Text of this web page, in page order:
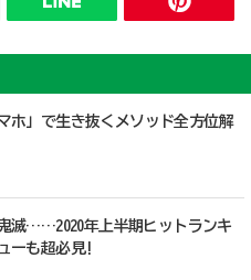
ホ」で生き抜くメソッド全方位解
滅……2020年上半期ヒットランキ
ーも超必見!